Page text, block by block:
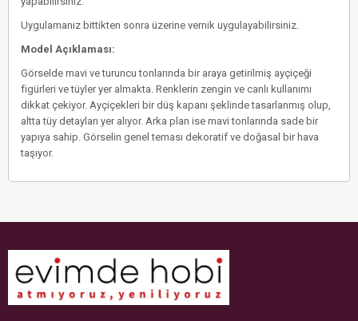
Uygulamanız bittikten sonra üzerine vernik uygulayabilirsiniz.
Model Açıklaması:
Görselde mavi ve turuncu tonlarında bir araya getirilmiş ayçiçeği
figürleri ve tüyler yer almakta. Renklerin zengin ve canlı kullanımı
dikkat çekiyor. Ayçiçekleri bir düş kapanı şeklinde tasarlanmış olup,
altta tüy detayları yer alıyor. Arka plan ise mavi tonlarında sade bir
yapıya sahip. Görselin genel teması dekoratif ve doğasal bir hava
taşıyor.